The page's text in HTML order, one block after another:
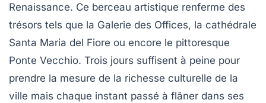
Renaissance. Ce berceau artistique renferme des
trésors tels que la Galerie des Offices, la cathédrale
Santa Maria del Fiore ou encore le pittoresque
Ponte Vecchio. Trois jours suffisent à peine pour
prendre la mesure de la richesse culturelle de la
ville mais chaque instant passé à flâner dans ses